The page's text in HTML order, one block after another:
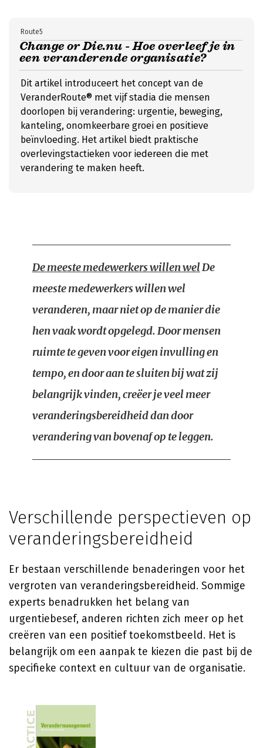
Change or Die.nu - Hoe overleef je in
een veranderende organisatie?
Route5
Dit artikel introduceert het concept van de
VeranderRoute® met vijf stadia die mensen
doorlopen bij verandering: urgentie, beweging,
kanteling, onomkeerbare groei en positieve
beïnvloeding. Het artikel biedt praktische
overlevingstactieken voor iedereen die met
verandering te maken heeft.
De meeste medewerkers willen welDe
meeste medewerkers willen wel
veranderen, maar niet op de manier die
hen vaak wordt opgelegd. Door mensen
ruimte te geven voor eigen invulling en
tempo, en door aan te sluiten bij wat zij
belangrijk vinden, creëer je veel meer
veranderingsbereidheid dan door
verandering van bovenaf op te leggen.
Verschillende perspectieven op
veranderingsbereidheid
Er bestaan verschillende benaderingen voor het
vergroten van veranderingsbereidheid. Sommige
experts benadrukken het belang van
urgentiebesef, anderen richten zich meer op het
creëren van een positief toekomstbeeld. Het is
belangrijk om een aanpak te kiezen die past bij de
specifieke context en cultuur van de organisatie.